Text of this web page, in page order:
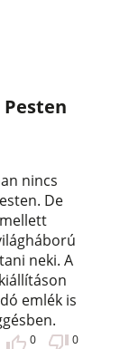
nincs
De
neki. A
emlék is
0 0